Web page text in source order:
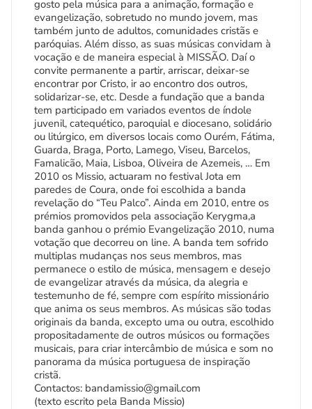
gosto pela música para a animação, formação e
evangelização, sobretudo no mundo jovem, mas
também junto de adultos, comunidades cristãs e
paróquias. Além disso, as suas músicas convidam à
vocação e de maneira especial à MISSÃO. Daí o
convite permanente a partir, arriscar, deixar-se
encontrar por Cristo, ir ao encontro dos outros,
solidarizar-se, etc. Desde a fundação que a banda
tem participado em variados eventos de índole
juvenil, catequético, paroquial e diocesano, solidário
ou litúrgico, em diversos locais como Ourém, Fátima,
Guarda, Braga, Porto, Lamego, Viseu, Barcelos,
Famalicão, Maia, Lisboa, Oliveira de Azemeis, … Em
2010 os Missio, actuaram no festival Jota em
paredes de Coura, onde foi escolhida a banda
revelação do “Teu Palco”. Ainda em 2010, entre os
prémios promovidos pela associação Kerygma,a
banda ganhou o prémio Evangelização 2010, numa
votação que decorreu on line. A banda tem sofrido
multiplas mudanças nos seus membros, mas
permanece o estilo de música, mensagem e desejo
de evangelizar através da música, da alegria e
testemunho de fé, sempre com espírito missionário
que anima os seus membros. As músicas são todas
originais da banda, excepto uma ou outra, escolhido
propositadamente de outros músicos ou formações
musicais, para criar intercâmbio de música e som no
panorama da música portuguesa de inspiração
cristã.
Contactos: bandamissio@gmail.com
(texto escrito pela Banda Missio)